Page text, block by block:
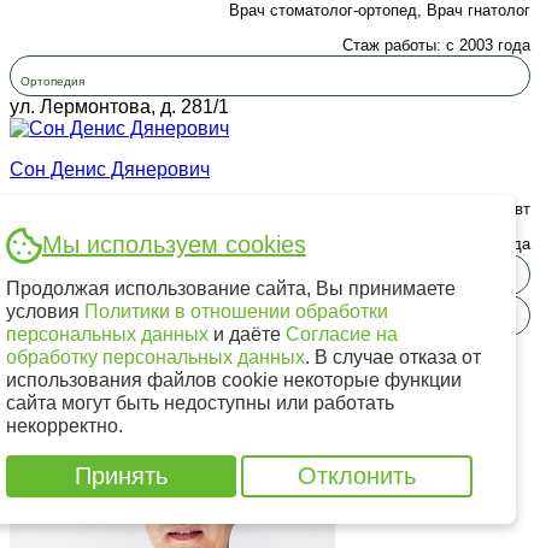
Врач стоматолог-ортопед, Врач гнатолог
Стаж работы: с 2003 года
Ортопедия
ул. Лермонтова, д. 281/1
Сон Денис Дянерович
Врач стоматолог-микроскопист, Врач стоматолог-терапевт
Стаж работы: с 2006 года
Микроскоп
ул. Партизанская, д. 49
Мы используем cookies
Продолжая использование сайта, Вы принимаете
условия Политики в отношении обработки
персональных данныхи даёте Согласие на
обработку персональных данных. В случае отказа от
использования файлов cookie некоторые функции
сайта могут быть недоступны или работать
некорректно.
Принять Отклонить